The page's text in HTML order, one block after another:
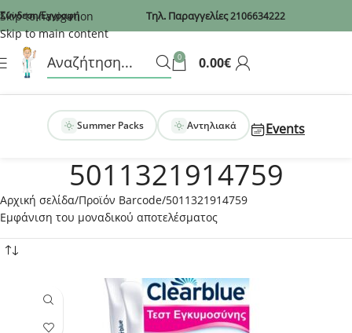
Recaptcha
Skip to navigation
Skip to main content
Σύνδεση/Εγγραφή Τηλ. Παραγγελίες2106634222
0 0.00€
Summer Packs Αντηλιακά Events
5011321914759
Αρχική σελίδα Προϊόν Barcode 5011321914759
Εμφάνιση του μοναδικού αποτελέσματος